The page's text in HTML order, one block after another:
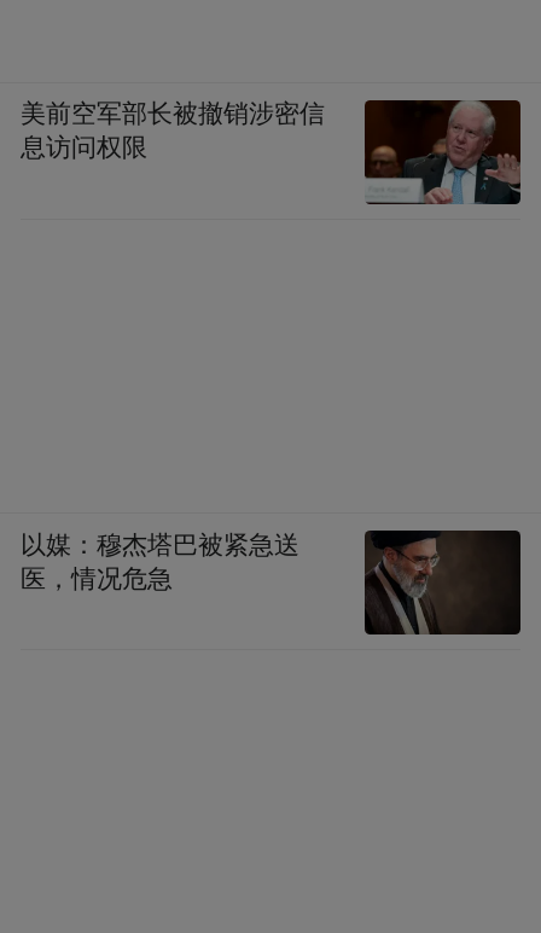
美前空军部长被撤销涉密信
息访问权限
以媒：穆杰塔巴被紧急送
医，情况危急